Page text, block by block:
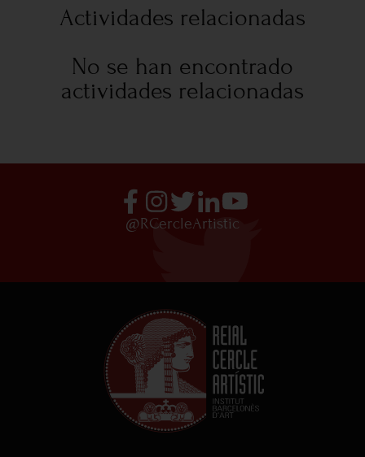
Actividades relacionadas
No se han encontrado
actividades relacionadas
@RCercleArtistic